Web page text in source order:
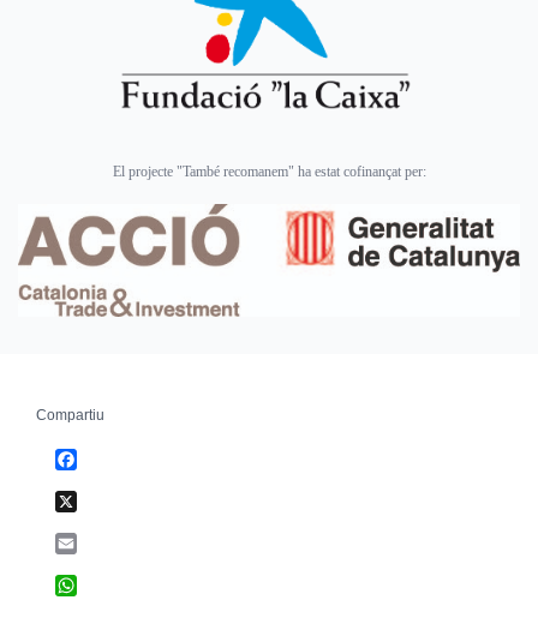
El projecte "També recomanem" ha estat cofinançat per:
Compartiu